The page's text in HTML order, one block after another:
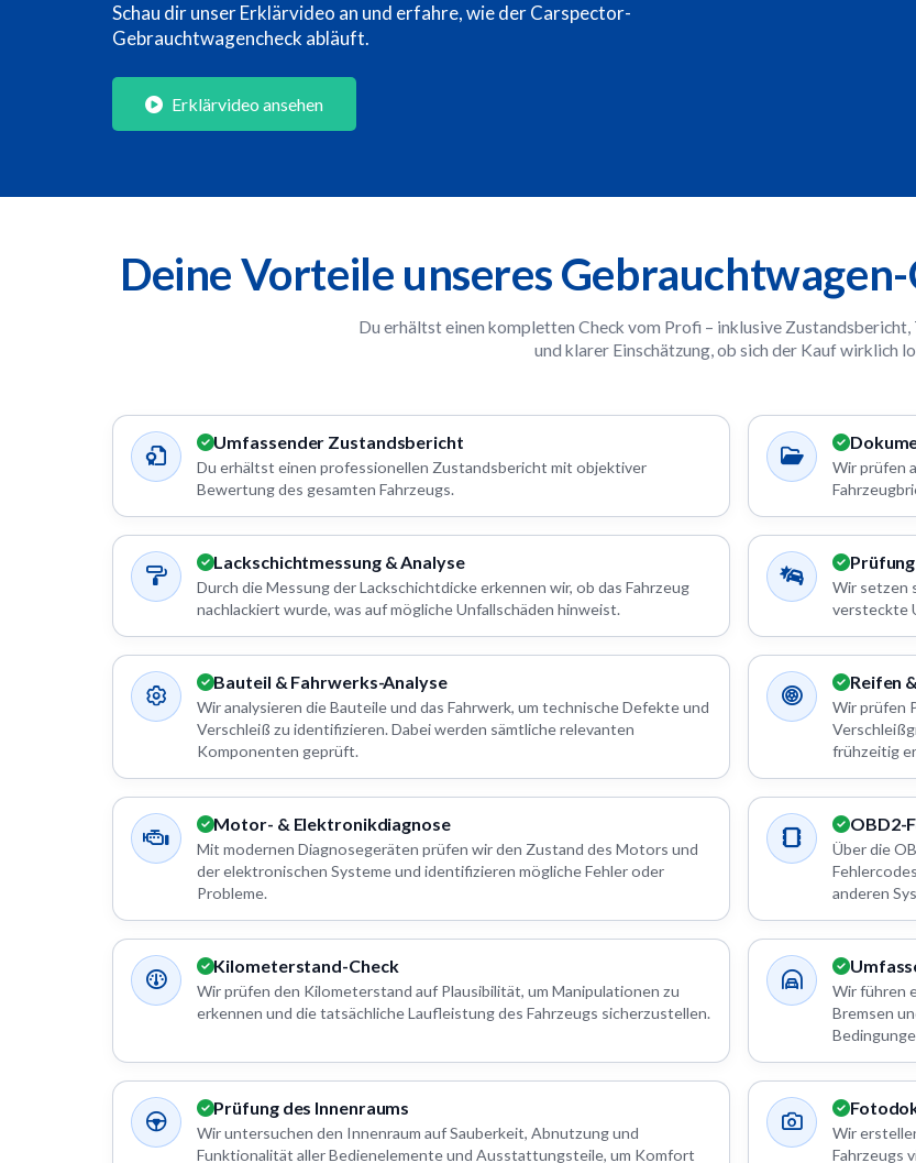
Schau dir unser Erklärvideo an und erfahre, wie der Carspector-
Gebrauchtwagencheck abläuft.
Erklärvideo ansehen
Deine Vorteile unseres
Du erhältst einen kompletten Check vom Profi – inklusive
und klarer Einschätzung, ob sich der Kauf wirklich
Umfassender Zustandsbericht
Du erhältst einen professionellen Zustandsbericht mit objektiver
Bewertung des gesamten Fahrzeugs.
Wir prüfen
Lackschichtmessung & Analyse
Durch die Messung der Lackschichtdicke erkennen wir, ob das Fahrzeug
nachlackiert wurde, was auf mögliche Unfallschäden hinweist.
Wir setzen
versteckte
Bauteil & Fahrwerks-Analyse
Wir analysieren die Bauteile und das Fahrwerk, um technische Defekte und
Verschleiß zu identifizieren. Dabei werden sämtliche relevanten
Komponenten geprüft.
Reifen
Wir prüfen
frühzeitig
Motor- & Elektronikdiagnose
Mit modernen Diagnosegeräten prüfen wir den Zustand des Motors und
der elektronischen Systeme und identifizieren mögliche Fehler oder
Probleme.
OBD2-
Über die
anderen
Kilometerstand-Check
Wir prüfen den Kilometerstand auf Plausibilität, um Manipulationen zu
erkennen und die tatsächliche Laufleistung des Fahrzeugs sicherzustellen.
Wir führen
Bremsen
Prüfung des Innenraums
Wir untersuchen den Innenraum auf Sauberkeit, Abnutzung und
Funktionalität aller Bedienelemente und Ausstattungsteile, um Komfort
Wir
Fahrzeugs